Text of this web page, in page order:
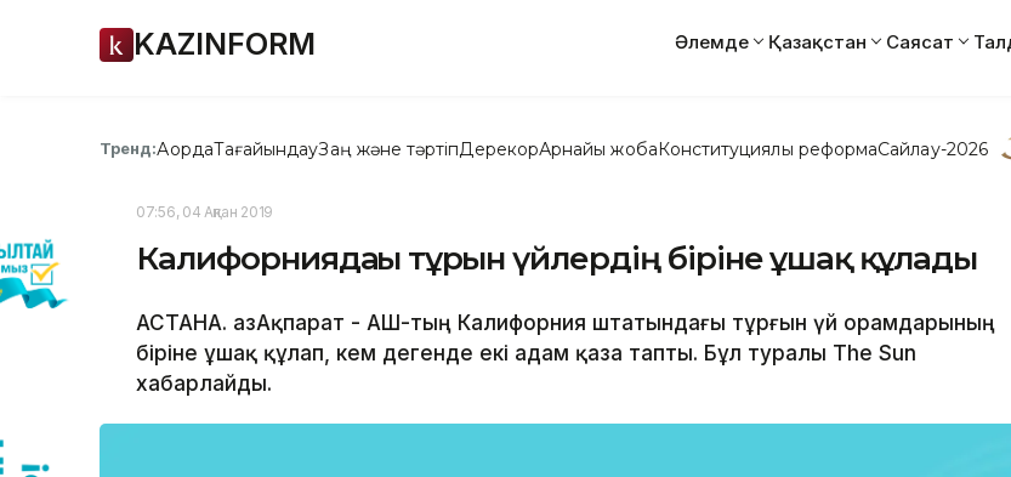
KAZINFORM Әлемде Қазақстан Саясат
Тренд:АқордаТағайындауЗаң және тәртіпДерекқорАрнайы жобаКонституциялық реформаСайлау-2026
07:56, 04 Ақпан 2019
Калифорниядағы тұрғын үйлердің біріне ұшақ құлады
АСТАНА. ҚазАқпарат - АҚШ-тың Калифорния штатындағы тұрғын үй орамдарының
біріне ұшақ құлап, кем дегенде екі адам қаза тапты. Бұл туралы The Sun
хабарлайды.